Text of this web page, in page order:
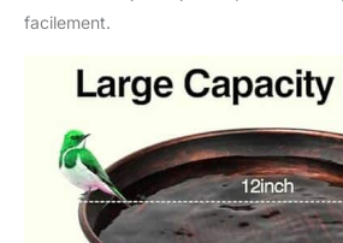
facilement.